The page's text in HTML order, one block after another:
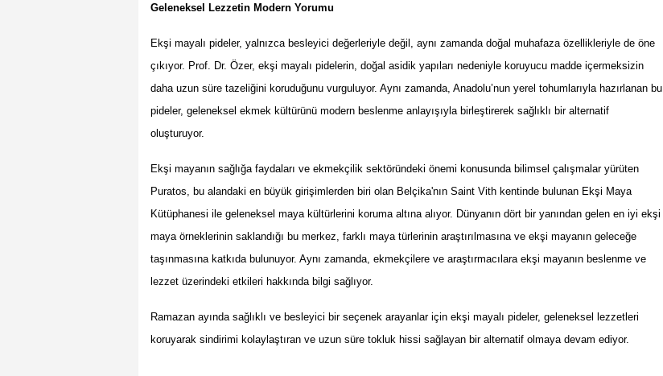
Geleneksel Lezzetin Modern Yorumu
Ekşi mayalı pideler, yalnızca besleyici değerleriyle değil, aynı zamanda doğal muhafaza özellikleriyle de öne
çıkıyor. Prof. Dr. Özer, ekşi mayalı pidelerin, doğal asidik yapıları nedeniyle koruyucu madde içermeksizin
daha uzun süre tazeliğini koruduğunu vurguluyor. Aynı zamanda, Anadolu’nun yerel tohumlarıyla hazırlanan bu
pideler, geleneksel ekmek kültürünü modern beslenme anlayışıyla birleştirerek sağlıklı bir alternatif
oluşturuyor.
Ekşi mayanın sağlığa faydaları ve ekmekçilik sektöründeki önemi konusunda bilimsel çalışmalar yürüten
Puratos, bu alandaki en büyük girişimlerden biri olan Belçika'nın Saint Vith kentinde bulunan Ekşi Maya
Kütüphanesi ile geleneksel maya kültürlerini koruma altına alıyor. Dünyanın dört bir yanından gelen en iyi ekşi
maya örneklerinin saklandığı bu merkez, farklı maya türlerinin araştırılmasına ve ekşi mayanın geleceğe
taşınmasına katkıda bulunuyor. Aynı zamanda, ekmekçilere ve araştırmacılara ekşi mayanın beslenme ve
lezzet üzerindeki etkileri hakkında bilgi sağlıyor.
Ramazan ayında sağlıklı ve besleyici bir seçenek arayanlar için ekşi mayalı pideler, geleneksel lezzetleri
koruyarak sindirimi kolaylaştıran ve uzun süre tokluk hissi sağlayan bir alternatif olmaya devam ediyor.